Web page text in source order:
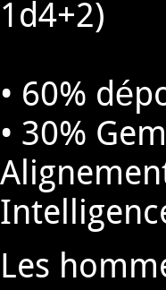
1d4+2)
• 60%
• 30%
Les